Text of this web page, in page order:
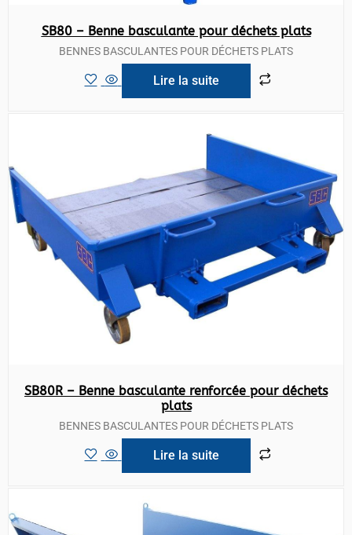
SB80 – Benne basculante pour déchets plats
BENNES BASCULANTES POUR DÉCHETS PLATS
Lire la suite
SB80R – Benne basculante renforcée pour déchets
plats
BENNES BASCULANTES POUR DÉCHETS PLATS
Lire la suite